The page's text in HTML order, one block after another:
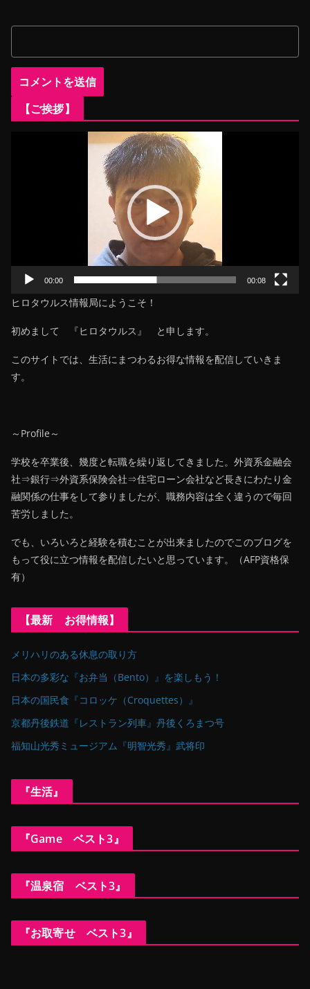
【ご挨拶】
00:00 00:08
ヒロタウルス情報局にようこそ！
初めまして 『ヒロタウルス』 と申します。
このサイトでは、生活にまつわるお得な情報を配信していきま
す。
～Profile～
学校を卒業後、幾度と転職を繰り返してきました。外資系金融会
社⇒銀行⇒外資系保険会社⇒住宅ローン会社など長きにわたり金
融関係の仕事をして参りましたが、職務内容は全く違うので毎回
苦労しました。
でも、いろいろと経験を積むことが出来ましたのでこのブログを
もって役に立つ情報を配信したいと思っています。（AFP資格保
有）
【最新 お得情報】
メリハリのある休息の取り方
日本の多彩な『お弁当（Bento）』を楽しもう！
日本の国民食『コロッケ（Croquettes）』
京都丹後鉄道『レストラン列車』丹後くろまつ号
福知山光秀ミュージアム『明智光秀』武将印
『生活』
『Game ベスト3』
『温泉宿 ベスト3』
『お取寄せ ベスト3』